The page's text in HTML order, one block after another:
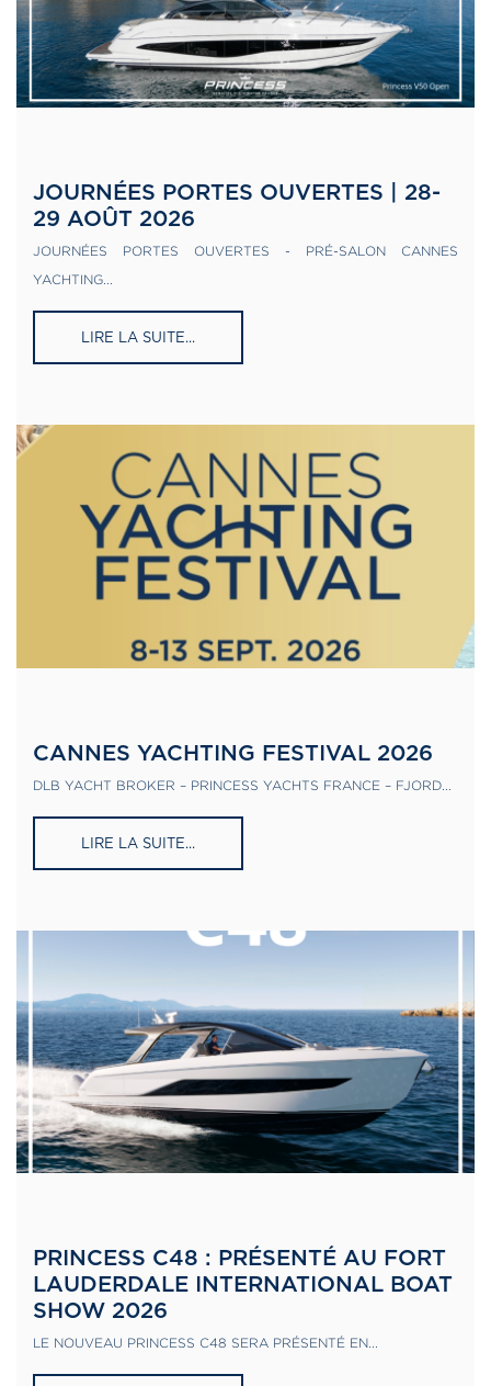
JOURNÉES PORTES OUVERTES | 28-
29 AOÛT 2026
JOURNÉES PORTES OUVERTES - PRÉ-SALON CANNES
YACHTING...
LIRE LA SUITE...
CANNES YACHTING FESTIVAL 2026
DLB YACHT BROKER – PRINCESS YACHTS FRANCE – FJORD...
LIRE LA SUITE...
PRINCESS C48 : PRÉSENTÉ AU FORT
LAUDERDALE INTERNATIONAL BOAT
SHOW 2026
LE NOUVEAU PRINCESS C48 SERA PRÉSENTÉ EN...